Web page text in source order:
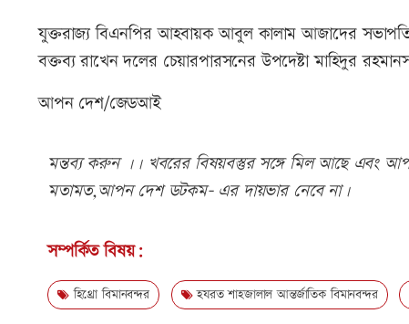
যুক্তরাজ্য বিএনপির আহবায়ক আবুল কালাম আজাদের
বক্তব্য রাখেন দলের চেয়ারপারসনের উপদেষ্টা মাহিদুর
আপন দেশ/জেডআই
মন্তব্য করুন ।। খবরের বিষয়বস্তুর সঙ্গে মিল আছে এবং
মতামত,আপন দেশ ডটকম- এর দায়ভার নেবে না।
সম্পর্কিত বিষয়:
হিথ্রো বিমানবন্দর হযরত শাহজালাল আন্তর্জাতিক বিমানবন্দর